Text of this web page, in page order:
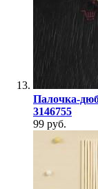
Палочка-
3146755
99 руб.